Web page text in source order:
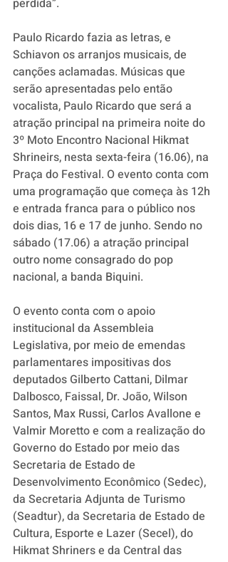
perdida”.
Paulo Ricardo fazia as letras, e
Schiavon os arranjos musicais, de
canções aclamadas. Músicas que
serão apresentadas pelo então
vocalista, Paulo Ricardo que será a
atração principal na primeira noite do
3º Moto Encontro Nacional Hikmat
Shrineirs, nesta sexta-feira (16.06), na
Praça do Festival. O evento conta com
uma programação que começa às 12h
e entrada franca para o público nos
dois dias, 16 e 17 de junho. Sendo no
sábado (17.06) a atração principal
outro nome consagrado do pop
nacional, a banda Biquini.
O evento conta com o apoio
institucional da Assembleia
Legislativa, por meio de emendas
parlamentares impositivas dos
deputados Gilberto Cattani, Dilmar
Dalbosco, Faissal, Dr. João, Wilson
Santos, Max Russi, Carlos Avallone e
Valmir Moretto e com a realização do
Governo do Estado por meio das
Secretaria de Estado de
Desenvolvimento Econômico (Sedec),
da Secretaria Adjunta de Turismo
(Seadtur), da Secretaria de Estado de
Cultura, Esporte e Lazer (Secel), do
Hikmat Shriners e da Central das